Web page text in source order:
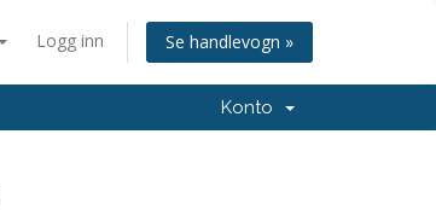
Logg inn Se handlevogn »
Konto